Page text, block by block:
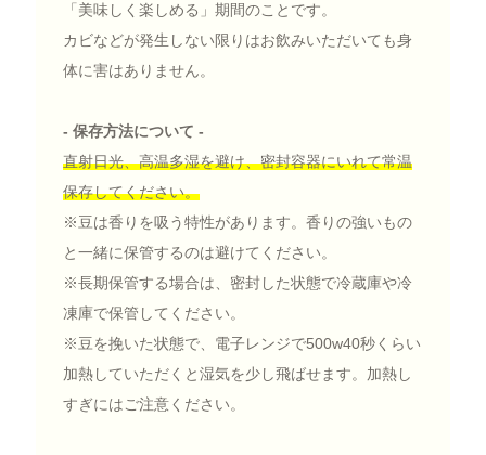
「美味しく楽しめる」期間のことです。
カビなどが発生しない限りはお飲みいただいても身
体に害はありません。
- 保存方法について -
直射日光、高温多湿を避け、密封容器にいれて常温
保存してください。
※豆は香りを吸う特性があります。香りの強いもの
と一緒に保管するのは避けてください。
※長期保管する場合は、密封した状態で冷蔵庫や冷
凍庫で保管してください。
※豆を挽いた状態で、電子レンジで500w40秒くらい
加熱していただくと湿気を少し飛ばせます。加熱し
すぎにはご注意ください。